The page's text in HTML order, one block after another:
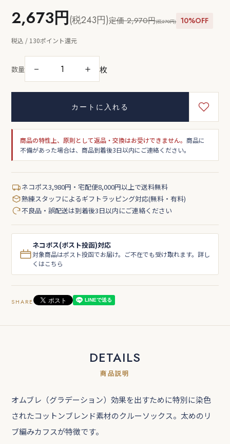
2,673円(税243円)定価 2,970円(税270円) 10%OFF
税込 / 130ポイント還元
数量 － ＋ 枚
カートに入れる
商品の特性上、原則として返品・交換はお受けできません。商品に
不備があった場合は、商品到着後3日以内にご連絡ください。
ネコポス3,980円・宅配便8,000円以上で送料無料
熟練スタッフによるギフトラッピング対応(無料・有料)
不良品・誤配送は到着後3日以内にご連絡ください
ネコポス(ポスト投函)対応
対象商品はポスト投函でお届け。ご不在でも受け取れます。詳し
くはこちら
SHARE
DETAILS
商品説明
オムブレ（グラデーション）効果を出すために特別に染色
されたコットンブレンド素材のクルーソックス。太めのリ
ブ編みカフスが特徴です。